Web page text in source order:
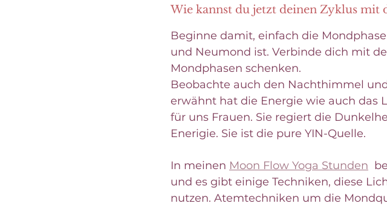
Wie kannst du jetzt deinen Zyklus mit
Beginne damit, einfach die
und Neumond ist. Verbinde dich mit
Mondphasen schenken.
Beobachte auch den Nachthimmel
erwähnt hat die Energie wie auch das
für uns Frauen. Sie regiert die
Enerigie. Sie ist die pure YIN-Quelle.
In meinen Moon Flow Yoga Stunden
und es gibt einige Techniken, diese
nutzen. Atemtechniken um die